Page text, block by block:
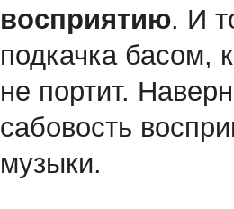
восприятию. И
подкачка басом,
не портит.
сабовость
музыки.